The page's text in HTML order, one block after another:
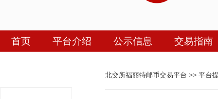
首页 平台介绍 公示信息 交易指南
北交所福丽特邮币交易平台 >> 平台